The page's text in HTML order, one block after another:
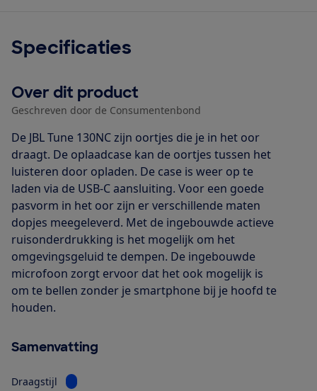
Specificaties
Over dit product
Geschreven door de Consumentenbond
De JBL Tune 130NC zijn oortjes die je in het oor
draagt. De oplaadcase kan de oortjes tussen het
luisteren door opladen. De case is weer op te
laden via de USB-C aansluiting. Voor een goede
pasvorm in het oor zijn er verschillende maten
dopjes meegeleverd. Met de ingebouwde actieve
ruisonderdrukking is het mogelijk om het
omgevingsgeluid te dempen. De ingebouwde
microfoon zorgt ervoor dat het ook mogelijk is
om te bellen zonder je smartphone bij je hoofd te
houden.
Samenvatting
Draagstijl
Bekijk informatie voor Draagstijl